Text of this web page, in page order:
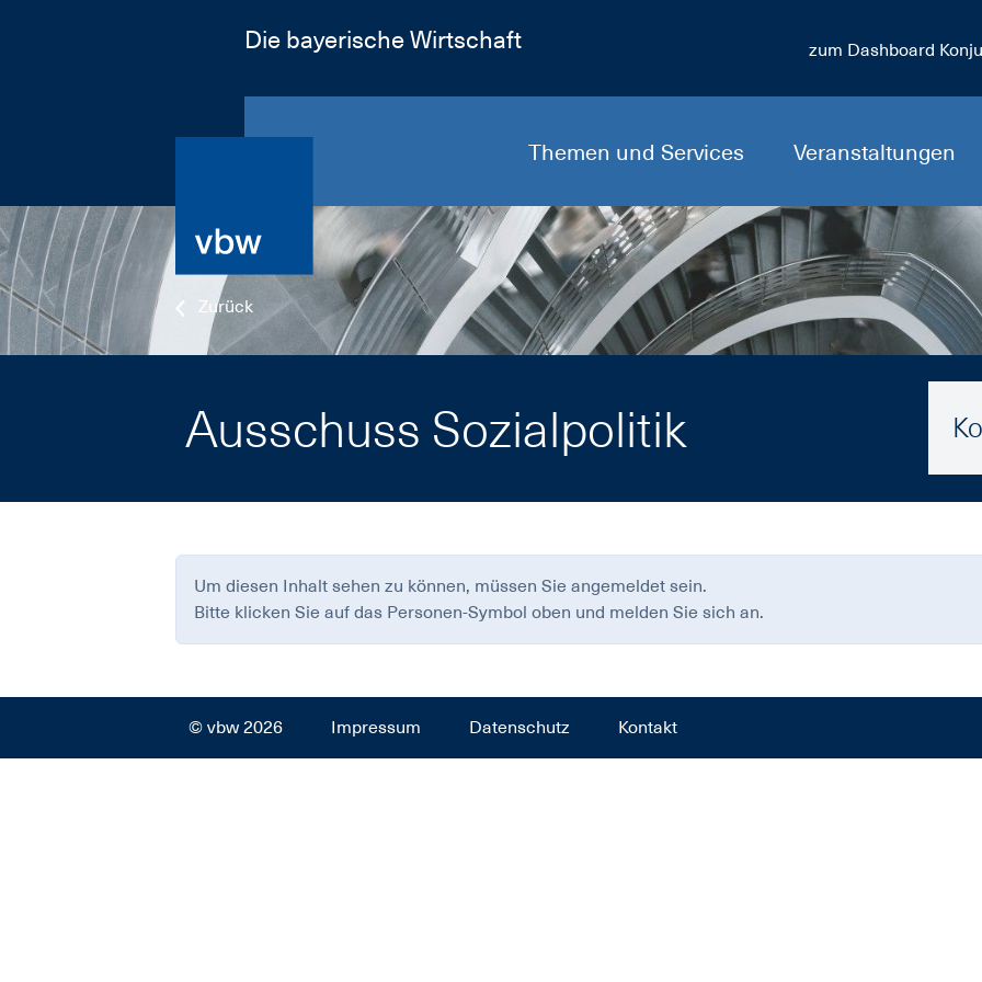
Die bayerische Wirtschaft zum Dashboard
Themen und Services Veranstaltungen
Zurück
Ausschuss Sozialpolitik
Um diesen Inhalt sehen zu können, müssen Sie angemeldet sein.
Bitte klicken Sie auf das Personen-Symbol oben und melden Sie sich an.
© vbw 2026 Impressum Datenschutz Kontakt